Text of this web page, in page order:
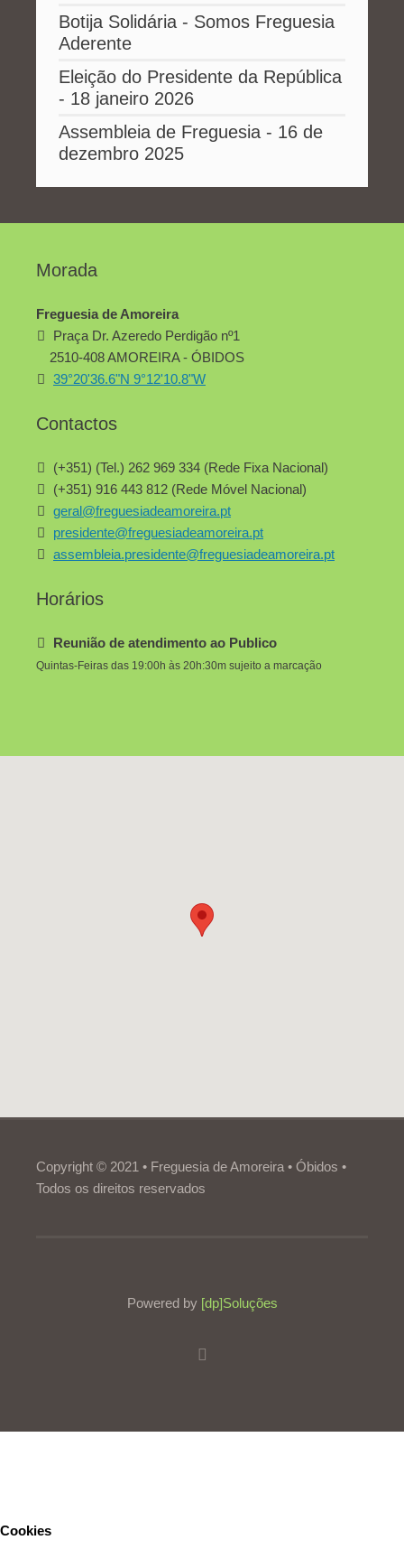
Botija Solidária - Somos Freguesia
Aderente
Eleição do Presidente da República
- 18 janeiro 2026
Assembleia de Freguesia - 16 de
dezembro 2025
Morada
Freguesia de Amoreira
Praça Dr. Azeredo Perdigão nº1
2510-408 AMOREIRA - ÓBIDOS
39°20'36.6"N 9°12'10.8"W
Contactos
(+351) (Tel.) 262 969 334 (Rede Fixa Nacional)
(+351) 916 443 812 (Rede Móvel Nacional)
geral@freguesiadeamoreira.pt
presidente@freguesiadeamoreira.pt
assembleia.presidente@freguesiadeamoreira.pt
Horários
Reunião de atendimento ao Publico
Quintas-Feiras das 19:00h às 20h:30m sujeito a marcação
Copyright © 2021 • Freguesia de Amoreira • Óbidos •
Todos os direitos reservados
Powered by [dp]Soluções
Cookies